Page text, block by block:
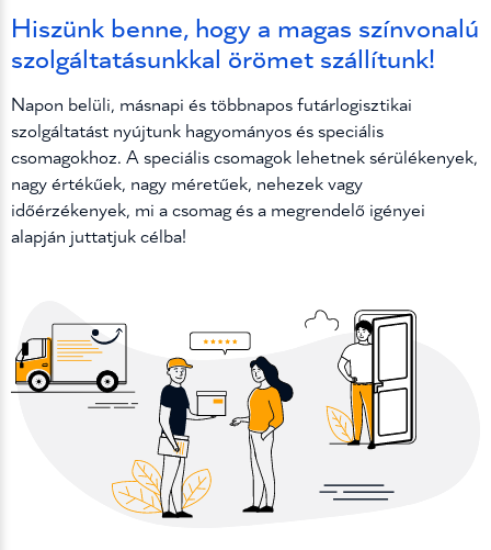
Hiszünk benne, hogy a magas színvonalú
szolgáltatásunkkal örömet szállítunk!
Napon belüli, másnapi és többnapos futárlogisztikai
szolgáltatást nyújtunk hagyományos és speciális
csomagokhoz. A speciális csomagok lehetnek sérülékenyek,
nagy értékűek, nagy méretűek, nehezek vagy
időérzékenyek, mi a csomag és a megrendelő igényei
alapján juttatjuk célba!